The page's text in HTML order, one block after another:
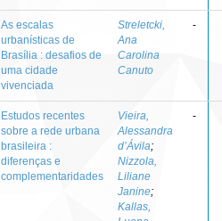
As escalas
urbanísticas de
Brasília : desafios de
uma cidade
vivenciada
Streletcki,
Ana
Carolina
Canuto
-
Estudos recentes
sobre a rede urbana
brasileira :
diferenças e
complementaridades
Vieira,
Alessandra
d’Ávila;
Nizzola,
Liliane
Janine;
Kallas,
-